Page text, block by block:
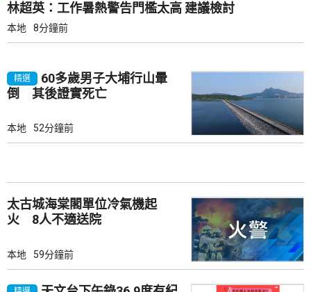
林超英：工作暑熱警告門檻太高 建議檢討
本地 8分鐘前
精選
60多歲男子大埔行山暈
倒 其後證實死亡
本地 52分鐘前
太古城海棠閣單位冷氣機起
火 8人不適送院
本地 59分鐘前